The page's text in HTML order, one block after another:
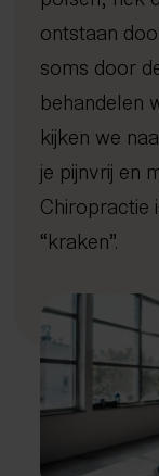
Gratis
4D
Dry
NESA
Activator
Mobilisatie
Radiale
Mama
Afvallen
Gezond
Peak
Sport
FAQ
Nuenen
Gemert-
Kennisbank
Podcast
Tarieven
Contact
Afspraak
085 - 760 92
info@spine-
ontstaan
soms door
behandelen
kijken we
je pijnvrij en
Chiropractie
“kraken”.